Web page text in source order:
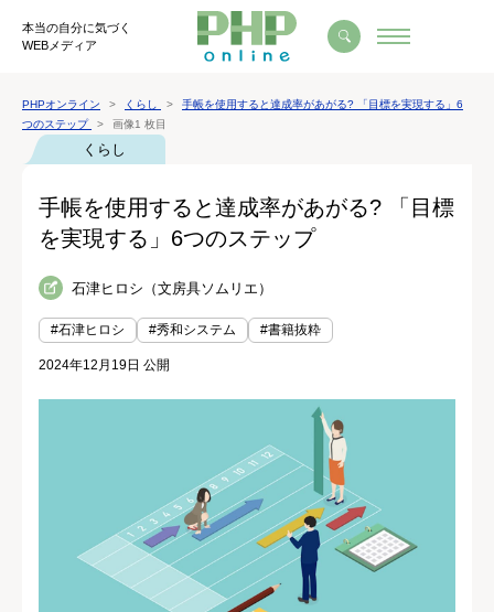
本当の自分に気づく
WEBメディア
PHPオンライン くらし
手帳を使用すると達成率があがる? 「目標を実現する」6
つのステップ
画像1 枚目
くらし
手帳を使用すると達成率があがる? 「目標
を実現する」6つのステップ
石津ヒロシ（文房具ソムリエ）
#石津ヒロシ #秀和システム #書籍抜粋
2024年12月19日 公開